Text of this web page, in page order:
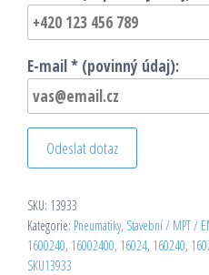
E-mail * (povinný údaj):
Odeslat dotaz
SKU: 13933
Kategorie: Pneumatiky, Stavební / MPT /
1600240, 16002400, 16024, 160240,
SKU13933